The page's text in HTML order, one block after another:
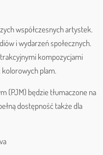
współczesnych artystek.
i wydarzeń społecznych.
kompozycjami
plam.
(PJM) będzie tłumaczone na
dostępność także dla